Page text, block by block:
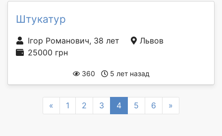
Штукатур
Ігор Романович, 38 лет
Львов
25000 грн
360 5 лет назад
« Previous
1 2 3 4 5 6 »